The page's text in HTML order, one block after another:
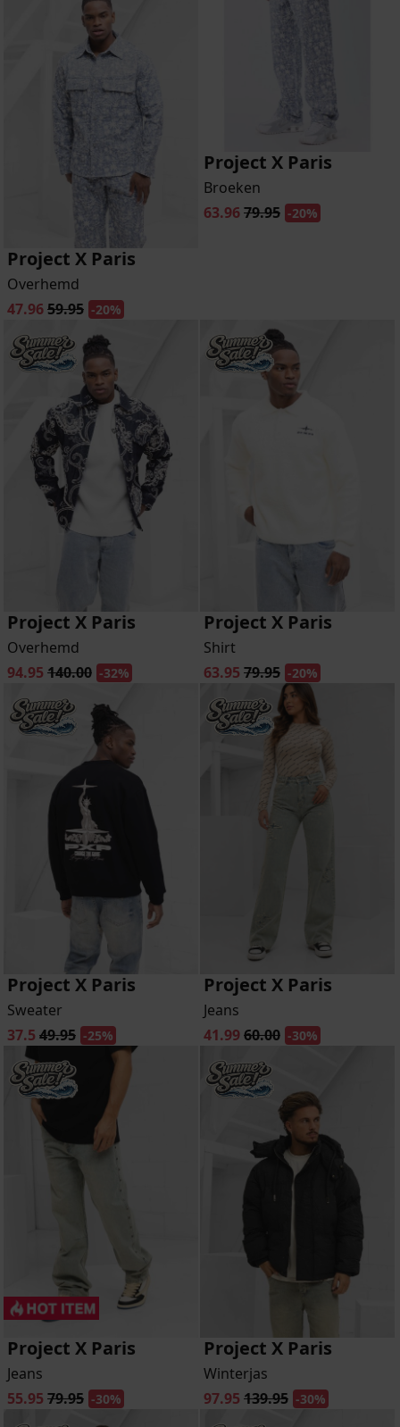
Project X Paris
Overhemd
47.9659.95 -20%
Project X Paris
Broeken
63.9679.95 -20%
Project X Paris
Overhemd
94.95 140.00 -32%
Project X Paris
Shirt
63.95 79.95 -20%
Project X Paris
Sweater
37.5 49.95 -25%
Project X Paris
Jeans
41.9960.00 -30%
Project X Paris
Jeans
55.95 79.95 -30%
Project X Paris
Winterjas
97.95 139.95 -30%